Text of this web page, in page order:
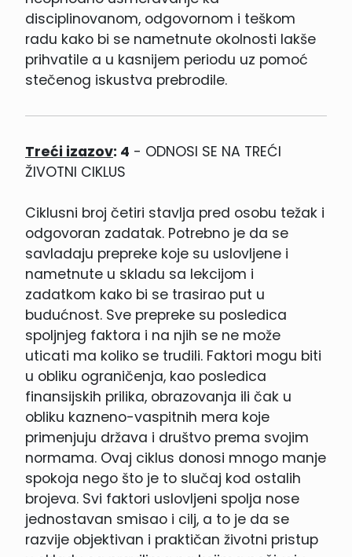
disciplinovanom, odgovornom i teškom
radu kako bi se nametnute okolnosti lakše
prihvatile a u kasnijem periodu uz pomoć
stečenog iskustva prebrodile.
Treći izazov: 4 - ODNOSI SE NA TREĆI
ŽIVOTNI CIKLUS
Ciklusni broj četiri stavlja pred osobu težak i
odgovoran zadatak. Potrebno je da se
savladaju prepreke koje su uslovljene i
nametnute u skladu sa lekcijom i
zadatkom kako bi se trasirao put u
budućnost. Sve prepreke su posledica
spoljnjeg faktora i na njih se ne može
uticati ma koliko se trudili. Faktori mogu biti
u obliku ograničenja, kao posledica
finansijskih prilika, obrazovanja ili čak u
obliku kazneno-vaspitnih mera koje
primenjuju država i društvo prema svojim
normama. Ovaj ciklus donosi mnogo manje
spokoja nego što je to slučaj kod ostalih
brojeva. Svi faktori uslovljeni spolja nose
jednostavan smisao i cilj, a to je da se
razvije objektivan i praktičan životni pristup